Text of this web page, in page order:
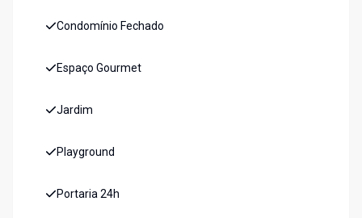
Condomínio Fechado
Espaço Gourmet
Jardim
Playground
Portaria 24h